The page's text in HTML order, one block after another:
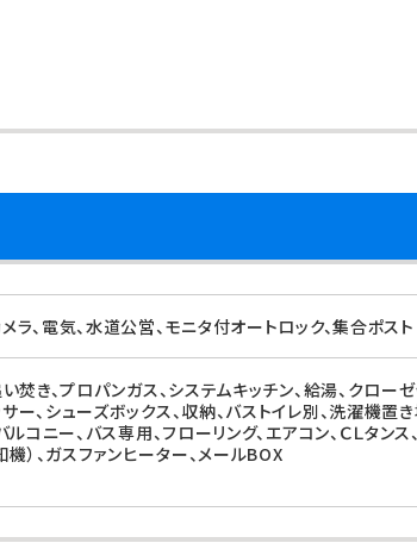
、電気、水道公営、モニタ付オートロック、集合ポスト
き、プロパンガス、システムキッチン、給湯、クローゼ
ー、シューズボックス、収納、バストイレ別、洗濯機置
コニー、バス専用、フローリング、エアコン、ＣＬタンス
）、ガスファンヒーター、メールBOX